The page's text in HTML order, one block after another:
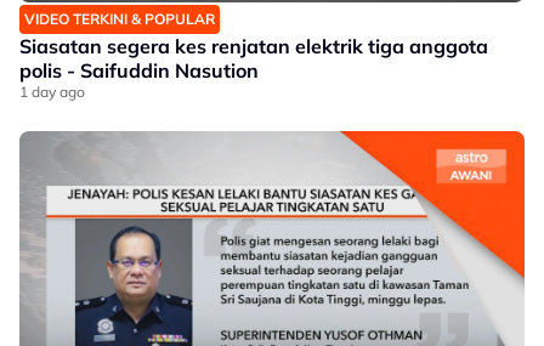
VIDEO TERKINI & POPULAR
Siasatan segera kes renjatan elektrik tiga anggota
polis - Saifuddin Nasution
1 day ago